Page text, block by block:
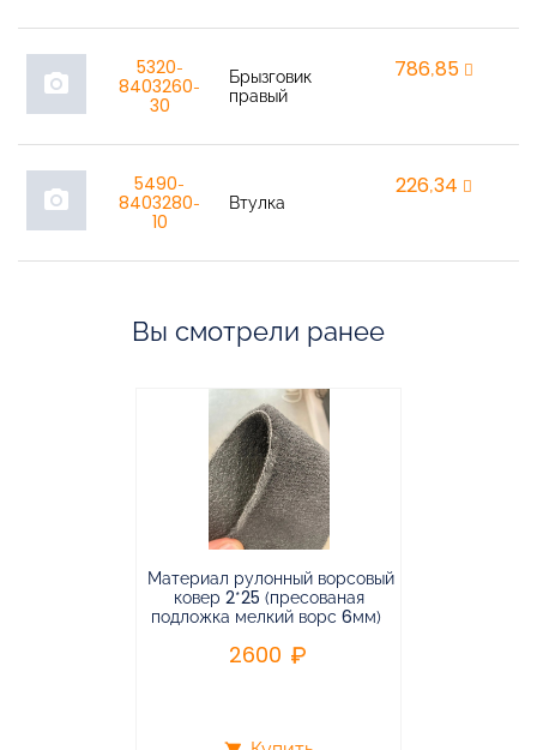
photo_camera
5320-
8403260-
30
Брызговик
правый
786,85
photo_camera
5490-
8403280-
10
Втулка
226,34
Вы смотрели ранее
Материал рулонный ворсовый
ковер 2*25 (пресованая
подложка мелкий ворс 6мм)
2600